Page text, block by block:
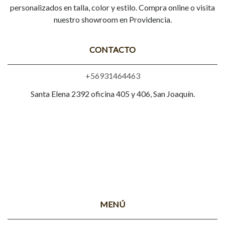
personalizados en talla, color y estilo. Compra online o visita
nuestro showroom en Providencia.
CONTACTO
+56931464463
Santa Elena 2392 oficina 405 y 406, San Joaquín.
MENÚ